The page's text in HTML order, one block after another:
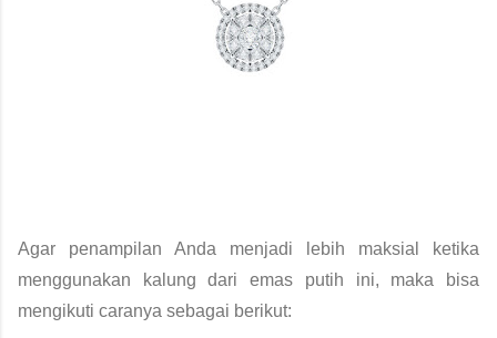
Agar penampilan Anda menjadi lebih maksial ketika
menggunakan kalung dari emas putih ini, maka bisa
mengikuti caranya sebagai berikut: